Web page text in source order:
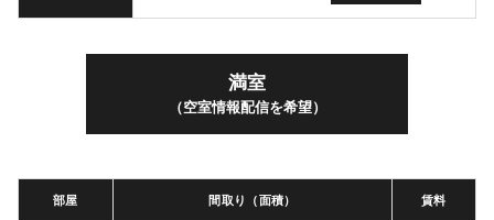
満室
（空室情報配信を希望）
部屋 間取り（面積） 賃料